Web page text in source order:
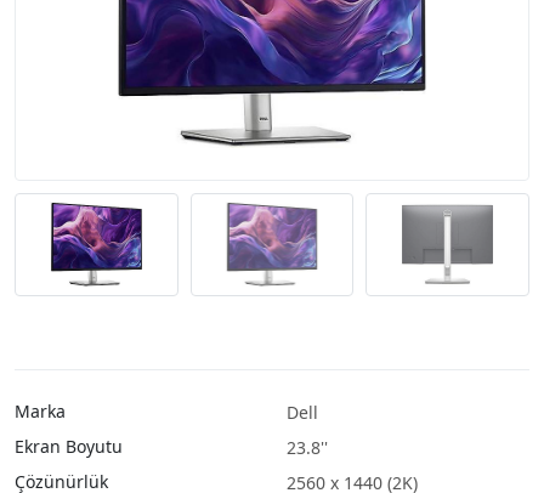
Marka
Dell
Ekran Boyutu
23.8''
Çözünürlük
2560 x 1440 (2K)